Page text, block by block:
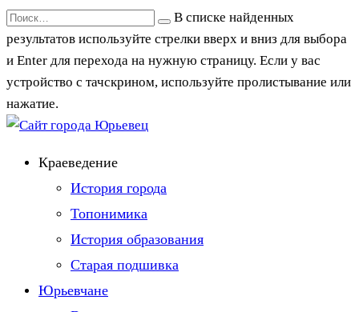
Перейти
к
содержанию
Search
for:
В списке найденных
результатов используйте стрелки вверх и вниз для выбора
и Enter для перехода на нужную страницу. Если у вас
устройство с тачскрином, используйте пролистывание или
нажатие.
Краеведение
История города
Топонимика
История образования
Старая подшивка
Юрьевчане